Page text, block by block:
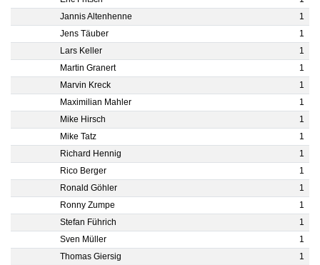
Jannis Altenhenne
1
Jens Täuber
1
Lars Keller
1
Martin Granert
1
Marvin Kreck
1
Maximilian Mahler
1
Mike Hirsch
1
Mike Tatz
1
Richard Hennig
1
Rico Berger
1
Ronald Göhler
1
Ronny Zumpe
1
Stefan Führich
1
Sven Müller
1
Thomas Giersig
1